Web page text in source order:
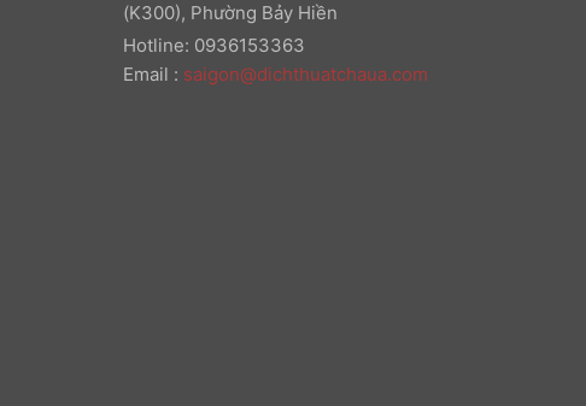
(K300), Phường Bảy Hiền
Hotline: 0936153363
Email : saigon@dichthuatchaua.com